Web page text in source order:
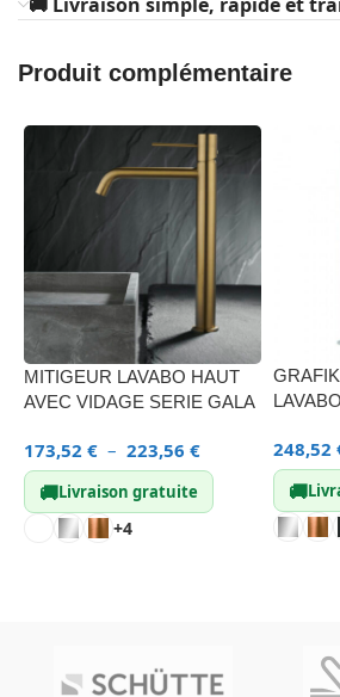
Produit complémentaire
MITIGEUR LAVABO HAUT
AVEC VIDAGE SERIE GALA
173,52 € – 223,56 €
🚚Livraison gratuite
+4
248,52
🚚